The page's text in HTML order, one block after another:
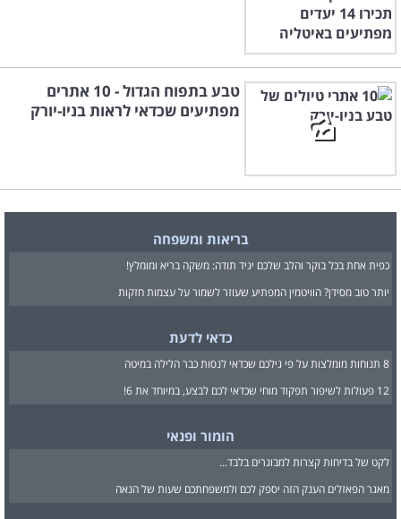
טבע בתפוח הגדול - 10 אתרים
מפתיעים שכדאי לראות בניו-יורק
בריאות ומשפחה
כפית אחת בכל בוקר והלב שלכם יגיד תודה: משקה בריא ומומלץ!
יותר טוב מסידן? הוויטמין המפתיע שעוזר לשמור על עצמות חזקות
כדאי לדעת
8 תנוחות מומלצות על פי גילכם שכדאי לנסות כבר הלילה במיטה
12 פעולות לשיפור תפקוד מוחי שכדאי לכם לבצע, במיוחד את 6!
הומור ופנאי
לקט של בדיחות קצרות למבוגרים בלבד...
מאגר הפאזלים הענק הזה יספק לכם ולמשפחתכם שעות של הנאה